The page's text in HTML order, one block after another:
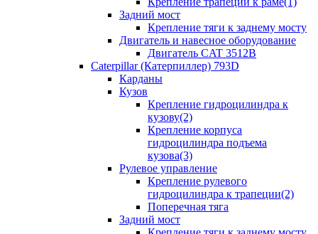
Задний мост
Крепление тяги к заднему мосту
Двигатель и навесное оборудование
Двигатель CAT 3512B
Caterpillar (Катерпиллер) 793D
Карданы
Кузов
Крепление гидроцилиндра к
кузову(2)
Крепление корпуса
гидроцилиндра подъема
кузова(3)
Рулевое управление
Крепление рулевого
гидроцилиндра к трапеции(2)
Поперечная тяга
Задний мост